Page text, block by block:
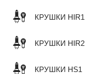
КРУШКИ HIR1
КРУШКИ HIR2
КРУШКИ HS1